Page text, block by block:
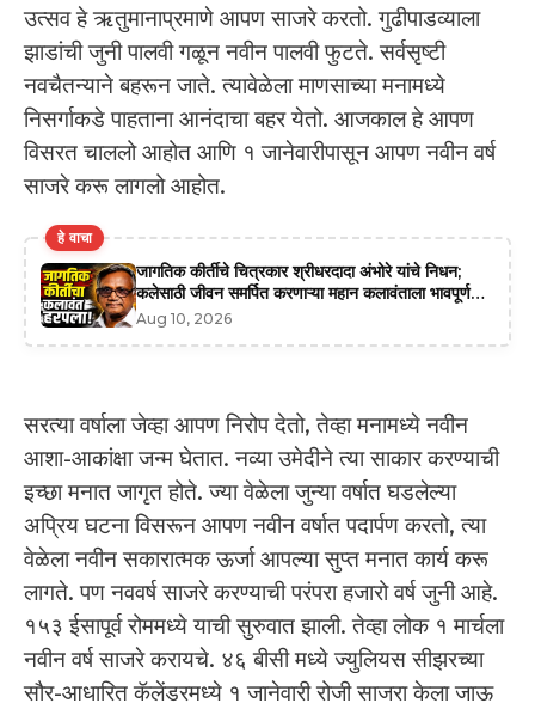
उत्सव हे ऋतुमानाप्रमाणे आपण साजरे करतो‌. गुढीपाडव्याला
झाडांची जुनी पालवी गळून नवीन पालवी फुटते. सर्वसृष्टी
नवचैतन्याने बहरून जाते. त्यावेळेला माणसाच्या मनामध्ये
निसर्गाकडे पाहताना आनंदाचा बहर येतो. आजकाल हे आपण
विसरत चाललो आहोत आणि १ जानेवारीपासून आपण नवीन वर्ष
साजरे करू लागलो आहोत.
हे वाचा
जागतिक कीर्तीचे चित्रकार श्रीधरदादा अंभोरे यांचे निधन;
कलेसाठी जीवन समर्पित करणाऱ्या महान कलावंताला भावपूर्ण
श्रद्धांजली
Aug 10, 2026
सरत्या वर्षाला जेव्हा आपण निरोप देतो, तेव्हा मनामध्ये नवीन
आशा-आकांक्षा जन्म घेतात. नव्या उमेदीने त्या साकार करण्याची
इच्छा मनात जागृत होते. ज्या वेळेला जुन्या वर्षात घडलेल्या
अप्रिय घटना विसरून आपण नवीन वर्षात पदार्पण करतो, त्या
वेळेला नवीन सकारात्मक ऊर्जा आपल्या सुप्त मनात कार्य करू
लागते. पण नववर्ष साजरे करण्याची परंपरा हजारो वर्ष जुनी आहे.
१५३ ईसापूर्व रोममध्ये याची सुरुवात झाली. तेव्हा लोक १ मार्चला
नवीन वर्ष साजरे करायचे. ४६ बीसी मध्ये ज्युलियस सीझरच्या
सौर-आधारित कॅलेंडरमध्ये १ जानेवारी रोजी साजरा केला जाऊ